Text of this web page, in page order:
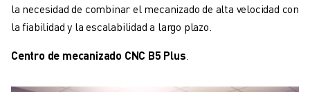
la necesidad de combinar el mecanizado de alta velocidad con
la fiabilidad y la escalabilidad a largo plazo.
Centro de mecanizado CNC B5 Plus.